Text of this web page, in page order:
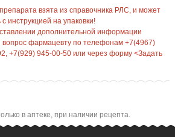
взята из справочника РЛС, и может
инструкцией на упаковки!
дополнительной информации
вопрос фармацевту по телефонам +7(4967)
+7(929) 945-00-50 или через форму <Задать
в аптеке, при наличии рецепта.